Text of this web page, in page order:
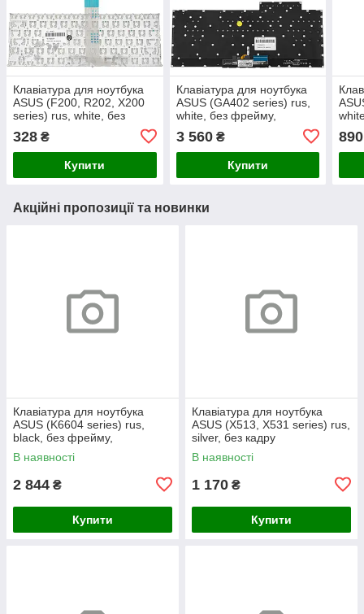
Клавіатура для ноутбука
ASUS (F200, R202, X200
series) rus, white, без
328 ₴
Купити
Клавіатура для ноутбука
ASUS (GA402 series) rus,
white, без фрейму,
(RGB)
3 560₴
Купити
890
Акційні пропозиції та новинки
Клавіатура для ноутбука
ASUS (K6604 series) rus,
black, без фрейму,
підсвічування клавіш (Red
Esc)
В наявності
2 844 ₴
Купити
Клавіатура для ноутбука
ASUS (X513, X531 series) rus,
silver, без кадру
В наявності
1 170 ₴
Купити